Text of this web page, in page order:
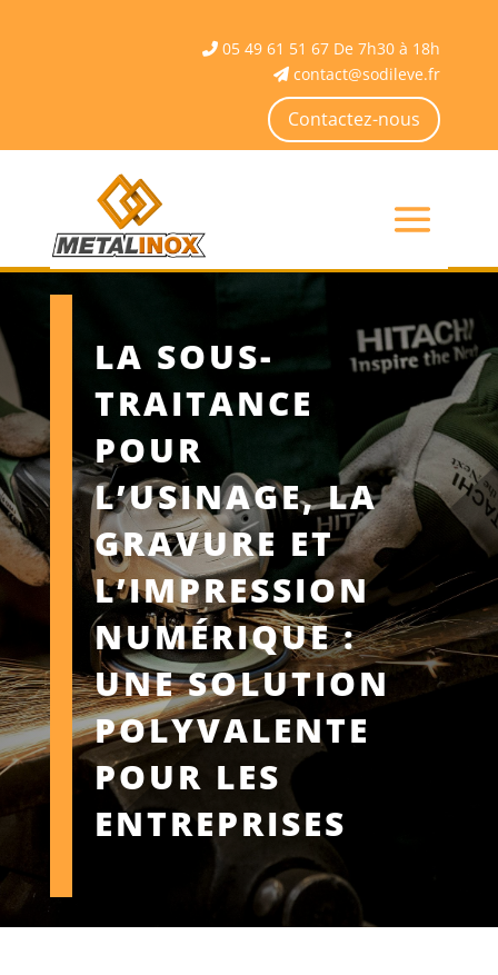
05 49 61 51 67 De 7h30 à 18h
contact@sodileve.fr
Contactez-nous
LA SOUS-
TRAITANCE
POUR
L’USINAGE, LA
GRAVURE ET
L’IMPRESSION
NUMÉRIQUE :
UNE SOLUTION
POLYVALENTE
POUR LES
ENTREPRISES